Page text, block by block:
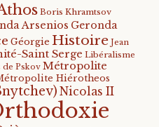
Boris Khramtsov
Arsenios Geronda
Géorgie Histoire Jean
Saint Serge Libéralisme
de Pskov Métropolite
Hiérotheos
Nicolas II